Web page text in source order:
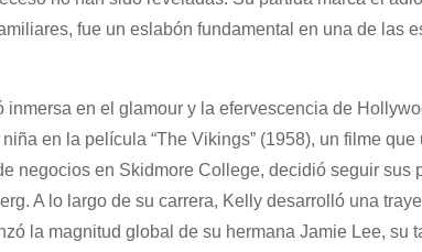
fue un eslabón fundamental en una de las
en el glamour y la efervescencia de
en la película “The Vikings” (1958), un filme que
negocios en Skidmore College, decidió seguir sus
A lo largo de su carrera, Kelly desarrolló una
la magnitud global de su hermana Jamie Lee, su